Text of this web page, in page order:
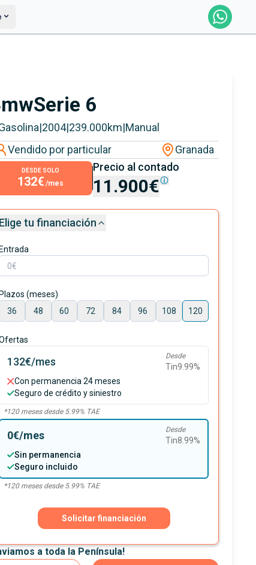
Serie 6
|2004|239.000km|Manual
Vendido por particular
Granada
DESDE SOLO
132€ /mes
Precio al contado
11.900€
Elige tu financiación
Entrada
Plazos (meses)
36
48 60 72 84 96 108 120
132€/mes Desde
Tin9.99%
Con permanencia 24 meses
Seguro de crédito y siniestro
*120meses desde 5.99% TAE
0€/mes Desde
Tin8.99%
Sin permanencia
Seguro incluido
*120meses desde 5.99% TAE
Solicitar financiación
a toda la Península!